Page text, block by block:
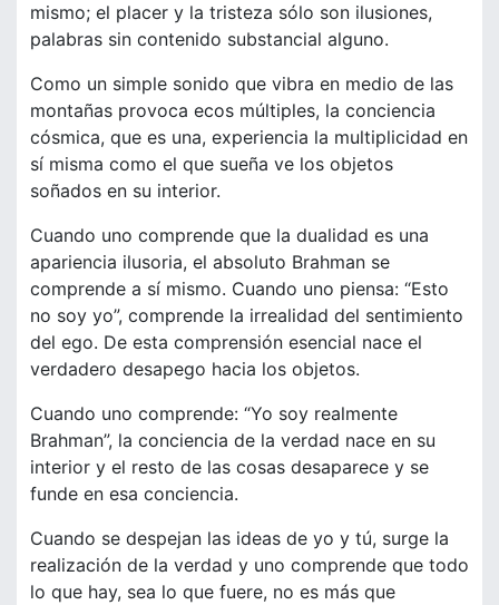
mismo; el placer y la tristeza sólo son ilusiones,
palabras sin contenido substancial alguno.
Como un simple sonido que vibra en medio de las
montañas provoca ecos múltiples, la conciencia
cósmica, que es una, experiencia la multiplicidad en
sí misma como el que sueña ve los objetos
soñados en su interior.
Cuando uno comprende que la dualidad es una
apariencia ilusoria, el absoluto Brahman se
comprende a sí mismo. Cuando uno piensa: “Esto
no soy yo”, comprende la irrealidad del sentimiento
del ego. De esta comprensión esencial nace el
verdadero desapego hacia los objetos.
Cuando uno comprende: “Yo soy realmente
Brahman”, la conciencia de la verdad nace en su
interior y el resto de las cosas desaparece y se
funde en esa conciencia.
Cuando se despejan las ideas de yo y tú, surge la
realización de la verdad y uno comprende que todo
lo que hay, sea lo que fuere, no es más que